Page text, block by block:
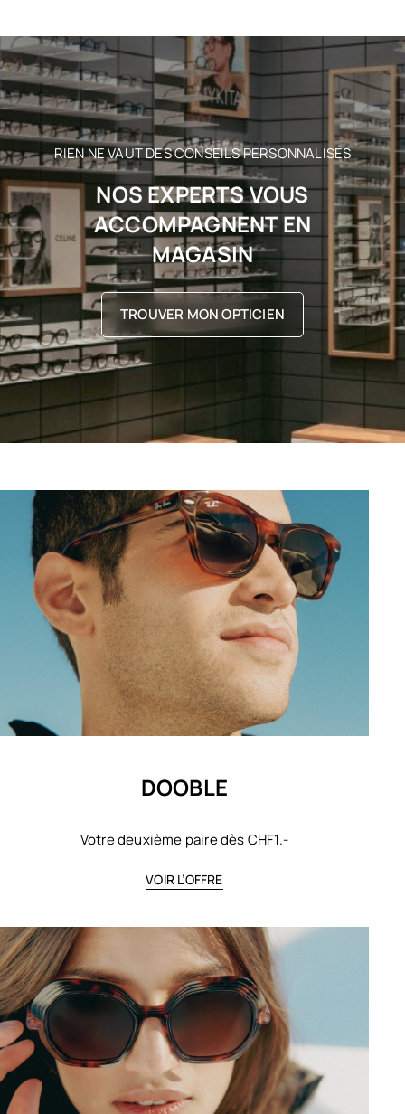
RIEN NE VAUT DES CONSEILS PERSONNALISÉS
NOS EXPERTS VOUS
ACCOMPAGNENT EN
MAGASIN
TROUVER MON OPTICIEN
DOOBLE
Votre deuxième paire dès CHF1.-
VOIR L’OFFRE